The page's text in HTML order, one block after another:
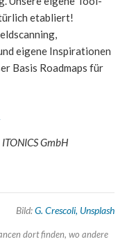
etabliert!
eigene Inspirationen
Basis Roadmaps für
GmbH
Bild:G. Crescoli, Unsplash
dort finden, wo andere